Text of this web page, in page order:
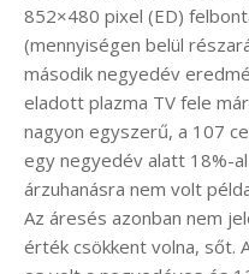
852×480 pixel (ED)
(mennyiségen belül
második negyedév
eladott plazma TV fele
nagyon egyszerű, a 107
egy negyedév alatt 18%-
árzuhanásra nem volt
Az áresés azonban nem
érték csökkent volna, sőt.